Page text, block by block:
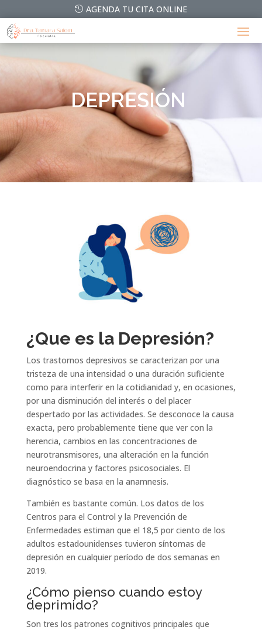
AGENDA TU CITA ONLINE
DEPRESIÓN
¿Que es la Depresión?
Los trastornos depresivos se caracterizan por una
tristeza de una intensidad o una duración suficiente
como para interferir en la cotidianidad y, en ocasiones,
por una disminución del interés o del placer
despertado por las actividades. Se desconoce la causa
exacta, pero probablemente tiene que ver con la
herencia, cambios en las concentraciones de
neurotransmisores, una alteración en la función
neuroendocrina y factores psicosociales. El
diagnóstico se basa en la anamnesis.
También es bastante común. Los datos de los
Centros para el Control y la Prevención de
Enfermedades estiman que el 18,5 por ciento de los
adultos estadounidenses tuvieron síntomas de
depresión en cualquier período de dos semanas en
2019.
¿Cómo pienso cuando estoy
deprimido?
Son tres los patrones cognitivos principales que